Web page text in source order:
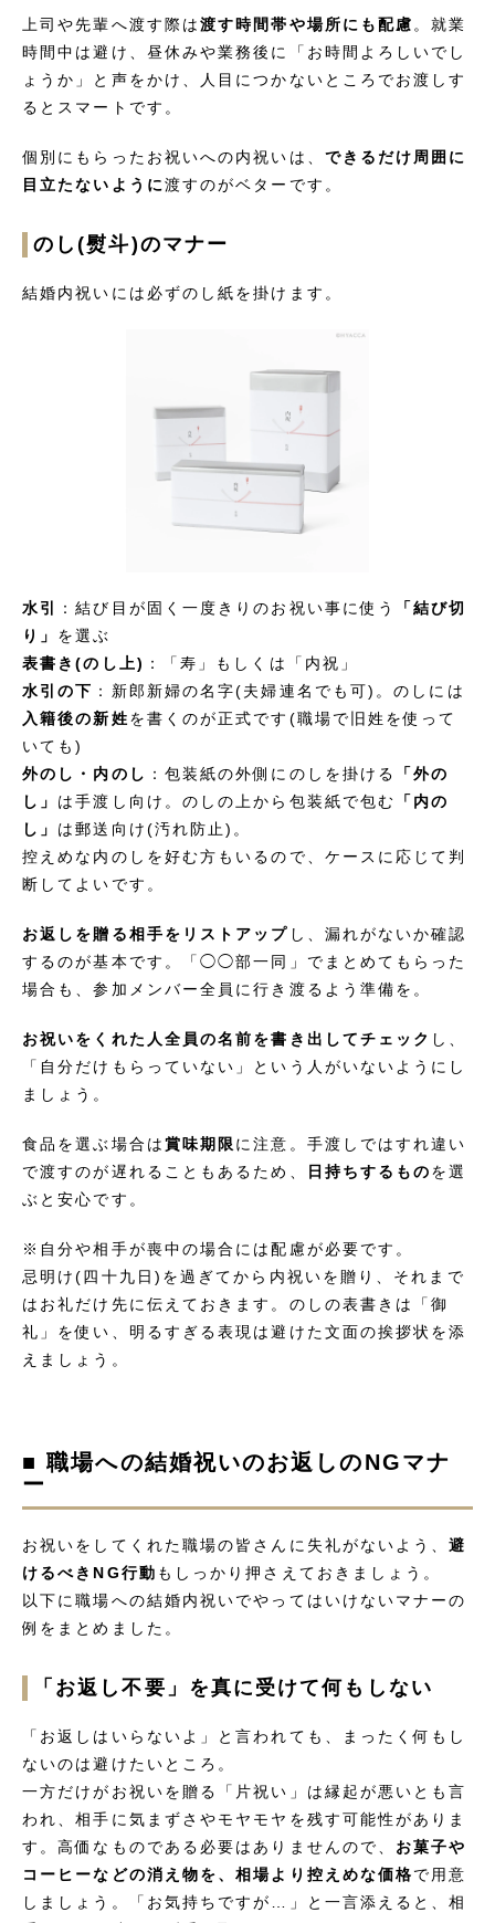
上司や先輩へ渡す際は渡す時間帯や場所にも配慮。就業
時間中は避け、昼休みや業務後に「お時間よろしいでし
ょうか」と声をかけ、人目につかないところでお渡しす
るとスマートです。
個別にもらったお祝いへの内祝いは、 できるだけ周囲に
目立たないように渡すのがベターです。
のし(熨斗)のマナー
結婚内祝いには必ずのし紙を掛けます。
水引 ：結び目が固く一度きりのお祝い事に使う
「結び切
り」 を選ぶ
表書き(のし上) ：「寿」もしくは「内祝」
水引の下 ：新郎新婦の名字(夫婦連名でも可)。のしには
入籍後の新姓を書くのが正式です(職場で旧姓を使って
いても)
外のし・内のし ：包装紙の外側にのしを掛ける
「外の
し」 は手渡し向け。のしの上から包装紙で包む
「内の
し」 は郵送向け(汚れ防止)。
控えめな内のしを好む方もいるので、ケースに応じて判
断してよいです。
お返しを贈る相手をリストアップ し、漏れがないか確認
するのが基本です。「◯◯部一同」でまとめてもらった
場合も、参加メンバー全員に行き渡るよう準備を。
お祝いをくれた人全員の名前を書き出してチェック し、
「自分だけもらっていない」という人がいないようにし
ましょう。
食品を選ぶ場合は賞味期限に注意。手渡しではすれ違い
で渡すのが遅れることもあるため、
日持ちするものを選
ぶと安心です。
※自分や相手が喪中の場合には配慮が必要です。
忌明け(四十九日)を過ぎてから内祝いを贈り、それまで
はお礼だけ先に伝えておきます。のしの表書きは「御
礼」を使い、明るすぎる表現は避けた文面の挨拶状を添
えましょう。
■ 職場への結婚祝いのお返しのNGマナ
ー
お祝いをしてくれた職場の皆さんに失礼がないよう、避
けるべきNG行動 もしっかり押さえておきましょう。
以下に職場への結婚内祝いでやってはいけないマナーの
例をまとめました。
「お返し不要」を真に受けて何もしない
「お返しはいらないよ」と言われても、まったく何もし
ないのは避けたいところ。
一方だけがお祝いを贈る「片祝い」は縁起が悪いとも言
われ、相手に気まずさやモヤモヤを残す可能性がありま
す。高価なものである必要はありませんので、 お菓子や
コーヒーなどの消え物を、相場より控えめな価格で用意
しましょう。「お気持ちですが…」と一言添えると、相